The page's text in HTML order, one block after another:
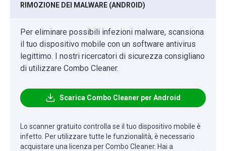
RIMOZIONE DEI MALWARE (ANDROID)
Per eliminare possibili infezioni malware, scansiona
il tuo dispositivo mobile con un software antivirus
legittimo. I nostri ricercatori di sicurezza consigliano
di utilizzare Combo Cleaner.
Scarica Combo Cleaner per Android
Lo scanner gratuito controlla se il tuo dispositivo mobile è
infetto. Per utilizzare tutte le funzionalità, è necessario
acquistare una licenza per Combo Cleaner. Hai a